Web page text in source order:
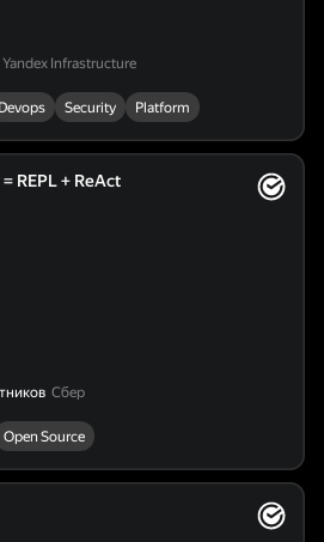
Yandex Infrastructure
Devops Security Platform
REPL + ReAct
Сбер
Open Source